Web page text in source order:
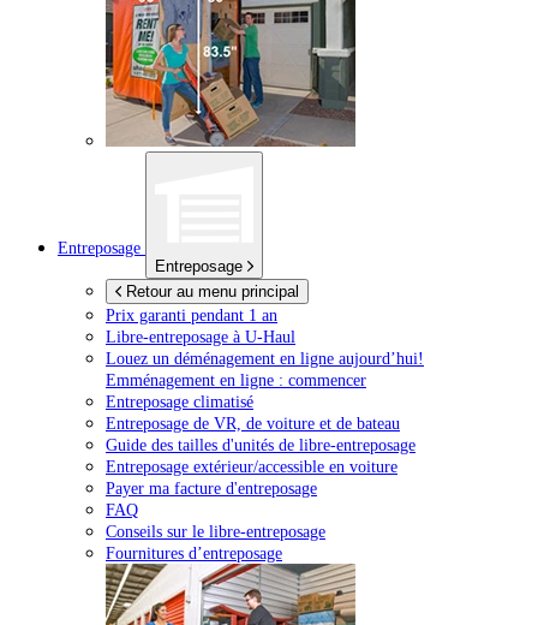
Entreposage
Entreposage
Retour au menu principal
Prix garanti pendant 1 an
Libre-entreposage à U-Haul
Louez un déménagement en ligne aujourd’hui!
Emménagement en ligne : commencer
Entreposage climatisé
Entreposage de VR, de voiture et de bateau
Guide des tailles d'unités de libre-entreposage
Entreposage extérieur/accessible en voiture
Payer ma facture d'entreposage
FAQ
Conseils sur le libre-entreposage
Fournitures d’entreposage